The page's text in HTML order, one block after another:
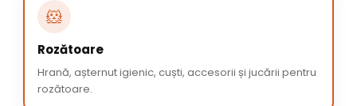
🐹
Rozătoare
Hrană, așternut igienic, cuști, accesorii și jucării pentru
rozătoare.